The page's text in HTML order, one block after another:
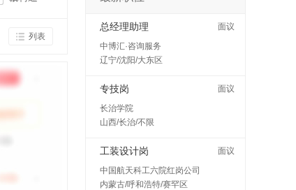
列表
总经理助理
面议
中博汇·咨询服务
辽宁/沈阳/大东区
专技岗
面议
长治学院
山西/长治/不限
工装设计岗
面议
中国航天科工六院红岗公司
内蒙古/呼和浩特/赛罕区